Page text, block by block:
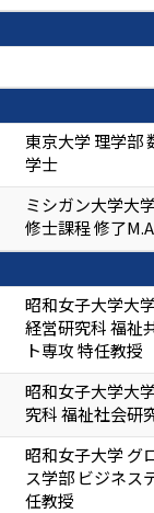
東京大学 理学部
学士
ミシガン大学大
修士課程 修了
昭和女子大学大
経営研究科 福祉
ト専攻 特任教授
昭和女子大学大
究科 福祉社会研
昭和女子大学 グ
ス学部 ビジネス
任教授